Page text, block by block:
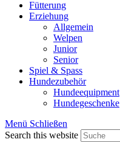
Fütterung
Erziehung
Allgemein
Welpen
Junior
Senior
Spiel & Spass
Hundezubehör
Hundeequipment
Hundegeschenke
Menü Schließen
Search this website